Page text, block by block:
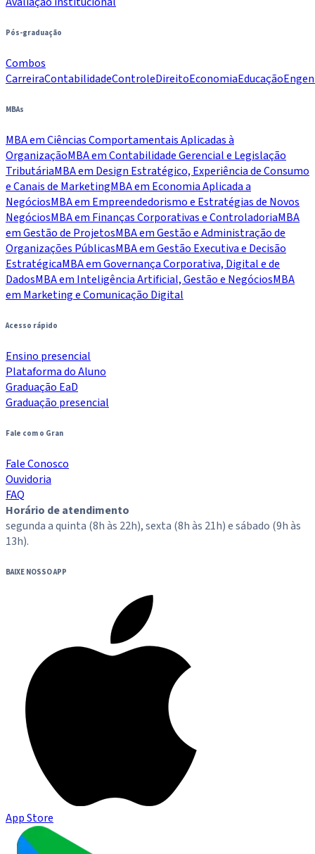
Pós-graduação
Combos
CarreiraContabilidadeControleDireitoEconomiaEducação
MBAs
MBA em Ciências Comportamentais Aplicadas à
OrganizaçãoMBA em Contabilidade Gerencial e Legislação
TributáriaMBA em Design Estratégico, Experiência de Consumo
e Canais de MarketingMBA em Economia Aplicada a
NegóciosMBA em Empreendedorismo e Estratégias de Novos
NegóciosMBA em Finanças Corporativas e ControladoriaMBA
em Gestão de ProjetosMBA em Gestão e Administração de
Organizações PúblicasMBA em Gestão Executiva e Decisão
EstratégicaMBA em Governança Corporativa, Digital e de
DadosMBA em Inteligência Artificial, Gestão e NegóciosMBA
em Marketing e Comunicação Digital
Acesso rápido
Ensino presencial
Plataforma do Aluno
Graduação EaD
Graduação presencial
Fale com o Gran
Fale Conosco
Ouvidoria
FAQ
Horário de atendimento
segunda a quinta (8h às 22h), sexta (8h às 21h) e sábado (9h às
13h).
BAIXE NOSSO APP
App Store